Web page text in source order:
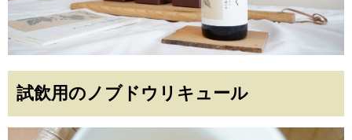
試飲用のノブドウリキュール